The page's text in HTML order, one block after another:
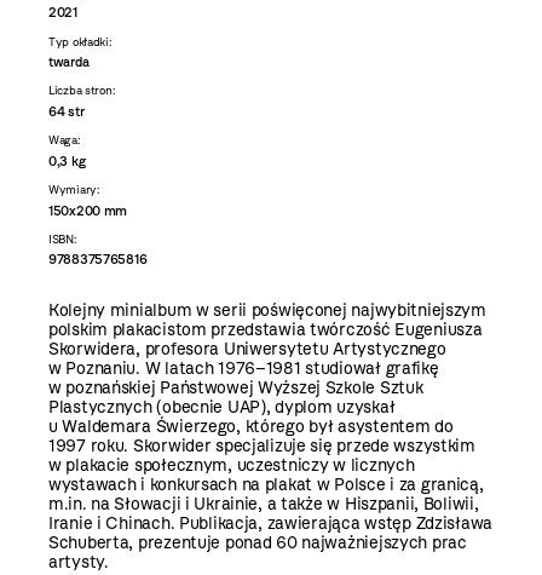
2021
Typ okładki:
twarda
Liczba stron:
64 str
Waga:
0,3 kg
Wymiary:
150x200 mm
ISBN:
9788375765816
Kolejny minialbum w serii poświęconej najwybitniejszym
polskim plakacistom przedstawia twórczość Eugeniusza
Skorwidera, profesora Uniwersytetu Artystycznego
w Poznaniu. W latach 1976–1981 studiował grafikę
w poznańskiej Państwowej Wyższej Szkole Sztuk
Plastycznych (obecnie UAP), dyplom uzyskał
u Waldemara Świerzego, którego był asystentem do
1997 roku. Skorwider specjalizuje się przede wszystkim
w plakacie społecznym, uczestniczy w licznych
wystawach i konkursach na plakat w Polsce i za granicą,
m.in. na Słowacji i Ukrainie, a także w Hiszpanii, Boliwii,
Iranie i Chinach. Publikacja, zawierająca wstęp Zdzisława
Schuberta, prezentuje ponad 60 najważniejszych prac
artysty.